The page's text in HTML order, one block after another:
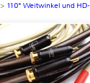
> 110° Weitwinkel und